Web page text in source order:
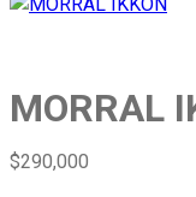
MORRAL
$290,000